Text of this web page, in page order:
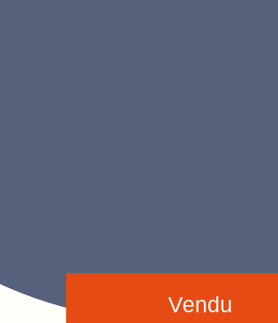
Vendu